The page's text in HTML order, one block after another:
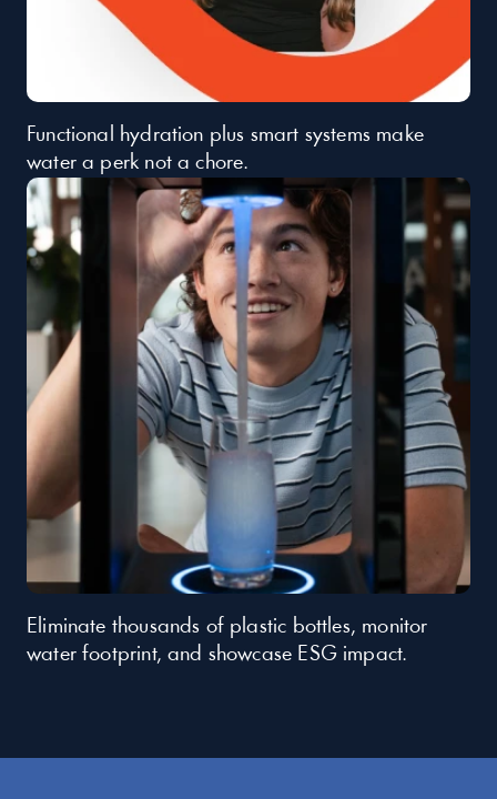
Functional hydration plus smart systems make
water a perk not a chore.
Eliminate thousands of plastic bottles, monitor
water footprint, and showcase ESG impact.